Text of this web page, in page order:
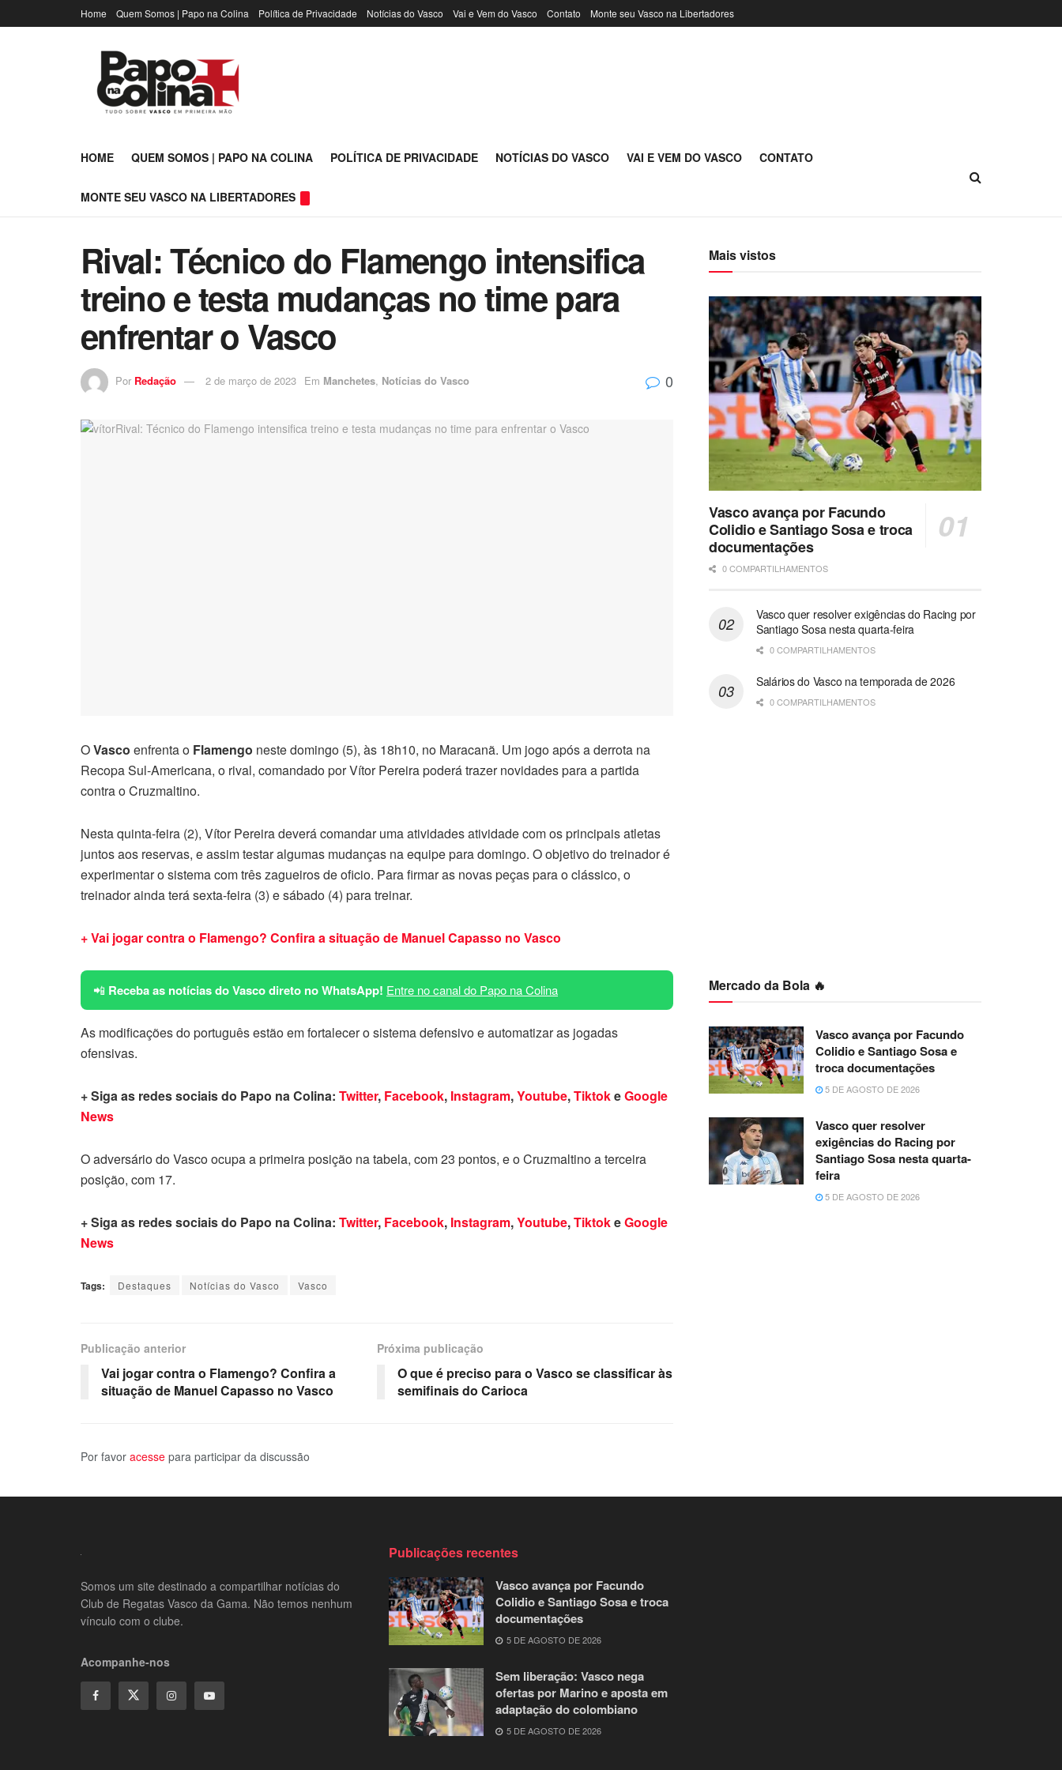
Home Quem Somos | Papo na Colina Política de Privacidade Notícias do Vasco Vai e Vem do Vasco Contato Monte seu Vasco na Libertadores
HOME QUEM SOMOS | PAPO NA COLINA POLÍTICA DE PRIVACIDADE NOTÍCIAS DO VASCO VAI E VEM DO VASCO CONTATO
MONTE SEU VASCO NA LIBERTADORES
Rival: Técnico do Flamengo intensifica
treino e testa mudanças no time para
enfrentar o Vasco
Por Redação 2 de março de 2023 Em Manchetes, Notícias do Vasco 0
OVasco enfrenta o Flamengo neste domingo (5), às 18h10, no Maracanã. Um jogo após a derrota na
Recopa Sul-Americana, o rival, comandado por Vítor Pereira poderá trazer novidades para a partida
contra o Cruzmaltino.
Nesta quinta-feira (2), Vítor Pereira deverá comandar uma atividades atividade com os principais atletas
juntos aos reservas, e assim testar algumas mudanças na equipe para domingo. O objetivo do treinador é
experimentar o sistema com três zagueiros de oficio. Para firmar as novas peças para o clássico, o
treinador ainda terá sexta-feira (3) e sábado (4) para treinar.
+ Vai jogar contra o Flamengo? Confira a situação de Manuel Capasso no Vasco
📲 Receba as notícias do Vasco direto no WhatsApp! Entre no canal do Papo na Colina
As modificações do português estão em fortalecer o sistema defensivo e automatizar as jogadas
ofensivas.
+ Siga as redes sociais do Papo na Colina: Twitter, Facebook, Instagram,Youtube,TiktokeGoogle
News
O adversário do Vasco ocupa a primeira posição na tabela, com 23 pontos, e o Cruzmaltino a terceira
posição, com 17.
+ Siga as redes sociais do Papo na Colina: Twitter, Facebook, Instagram,Youtube,TiktokeGoogle
News
Tags: Destaques Notícias do Vasco Vasco
Publicação anterior
Vai jogar contra o Flamengo? Confira a
situação de Manuel Capasso no Vasco
Próxima publicação
O que é preciso para o Vasco se classificar às
semifinais do Carioca
Por favor acesse para participar da discussão
Mais vistos
Vasco avança por Facundo
Colidio e Santiago Sosa e troca
documentações
0 COMPARTILHAMENTOS
Vasco quer resolver exigências do Racing por
Santiago Sosa nesta quarta-feira
0 COMPARTILHAMENTOS
Salários do Vasco na temporada de 2026
0 COMPARTILHAMENTOS
Mercado da Bola 🔥
Vasco avança por Facundo
Colidio e Santiago Sosa e
troca documentações
5 DE AGOSTO DE 2026
Vasco quer resolver
exigências do Racing por
Santiago Sosa nesta quarta-
feira
5 DE AGOSTO DE 2026
Somos um site destinado a compartilhar notícias do
Club de Regatas Vasco da Gama. Não temos nenhum
vínculo com o clube.
Acompanhe-nos
Publicações recentes
Vasco avança por Facundo
Colidio e Santiago Sosa e troca
documentações
5 DE AGOSTO DE 2026
Sem liberação: Vasco nega
ofertas por Marino e aposta em
adaptação do colombiano
5 DE AGOSTO DE 2026